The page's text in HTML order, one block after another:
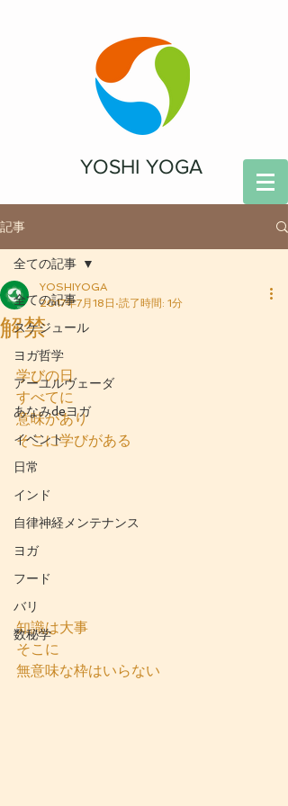
YOSHI YOGA
記事
全ての記事
スケジュール
ヨガ哲学
アーユルヴェーダ
あなみdeヨガ
イベント
日常
インド
自律神経メンテナンス
ヨガ
フード
バリ
数秘学
全ての記事
解禁
YOSHIYOGA
2017年7月18日 読了時間: 1分
学びの日
すべてに
意味があり
そこに学びがある
知識は大事
そこに
無意味な枠はいらない